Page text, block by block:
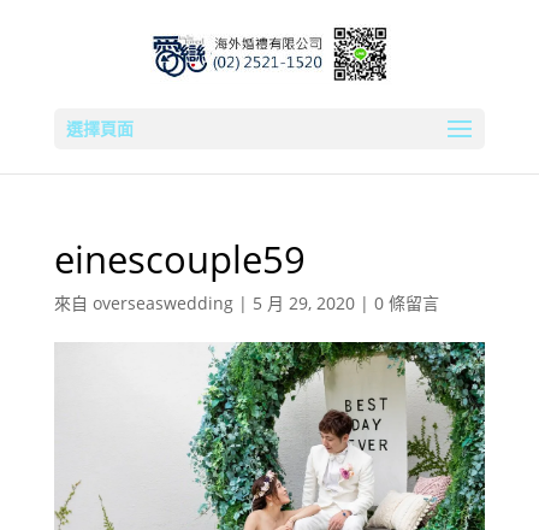
選擇頁面
einescouple59
來自 overseaswedding| 5 月 29, 2020| 0 條留言